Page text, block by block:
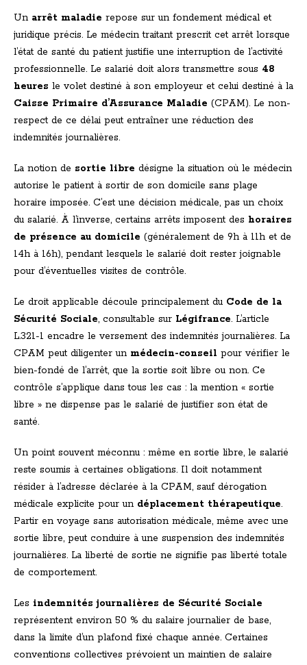
Un arrêt maladie repose sur un fondement médical et
juridique précis. Le médecin traitant prescrit cet arrêt lorsque
l’état de santé du patient justifie une interruption de l’activité
professionnelle. Le salarié doit alors transmettre sous 48
heures le volet destiné à son employeur et celui destiné à la
Caisse Primaire d’Assurance Maladie (CPAM). Le non-
respect de ce délai peut entraîner une réduction des
indemnités journalières.
La notion de sortie libre désigne la situation où le médecin
autorise le patient à sortir de son domicile sans plage
horaire imposée. C’est une décision médicale, pas un choix
du salarié. À l’inverse, certains arrêts imposent des horaires
de présence au domicile (généralement de 9h à 11h et de
14h à 16h), pendant lesquels le salarié doit rester joignable
pour d’éventuelles visites de contrôle.
Le droit applicable découle principalement du Code de la
Sécurité Sociale, consultable sur Légifrance. L’article
L.321-1 encadre le versement des indemnités journalières. La
CPAM peut diligenter un médecin-conseil pour vérifier le
bien-fondé de l’arrêt, que la sortie soit libre ou non. Ce
contrôle s’applique dans tous les cas : la mention « sortie
libre » ne dispense pas le salarié de justifier son état de
santé.
Un point souvent méconnu : même en sortie libre, le salarié
reste soumis à certaines obligations. Il doit notamment
résider à l’adresse déclarée à la CPAM, sauf dérogation
médicale explicite pour un déplacement thérapeutique.
Partir en voyage sans autorisation médicale, même avec une
sortie libre, peut conduire à une suspension des indemnités
journalières. La liberté de sortie ne signifie pas liberté totale
de comportement.
Les indemnités journalières de Sécurité Sociale
représentent environ 50 % du salaire journalier de base,
dans la limite d’un plafond fixé chaque année. Certaines
conventions collectives prévoient un maintien de salaire